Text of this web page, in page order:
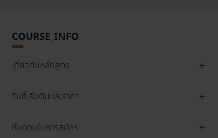
COURSE_INFO
เกี่ยวกับหลักสูตร
วันที่เริ่มต้นและราคา
ขั้นตอนในการสมัคร